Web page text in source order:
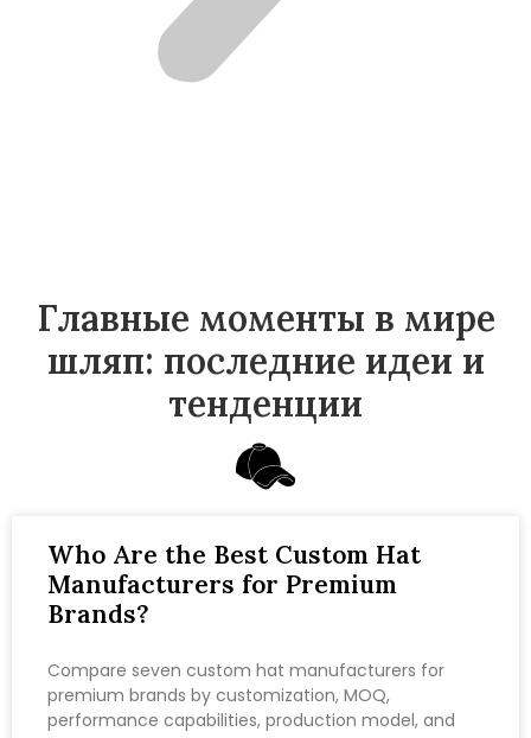
Главные моменты в мире
шляп: последние идеи и
тенденции
Who Are the Best Custom Hat
Manufacturers for Premium
Brands?
Compare seven custom hat manufacturers for
premium brands by customization, MOQ,
performance capabilities, production model, and